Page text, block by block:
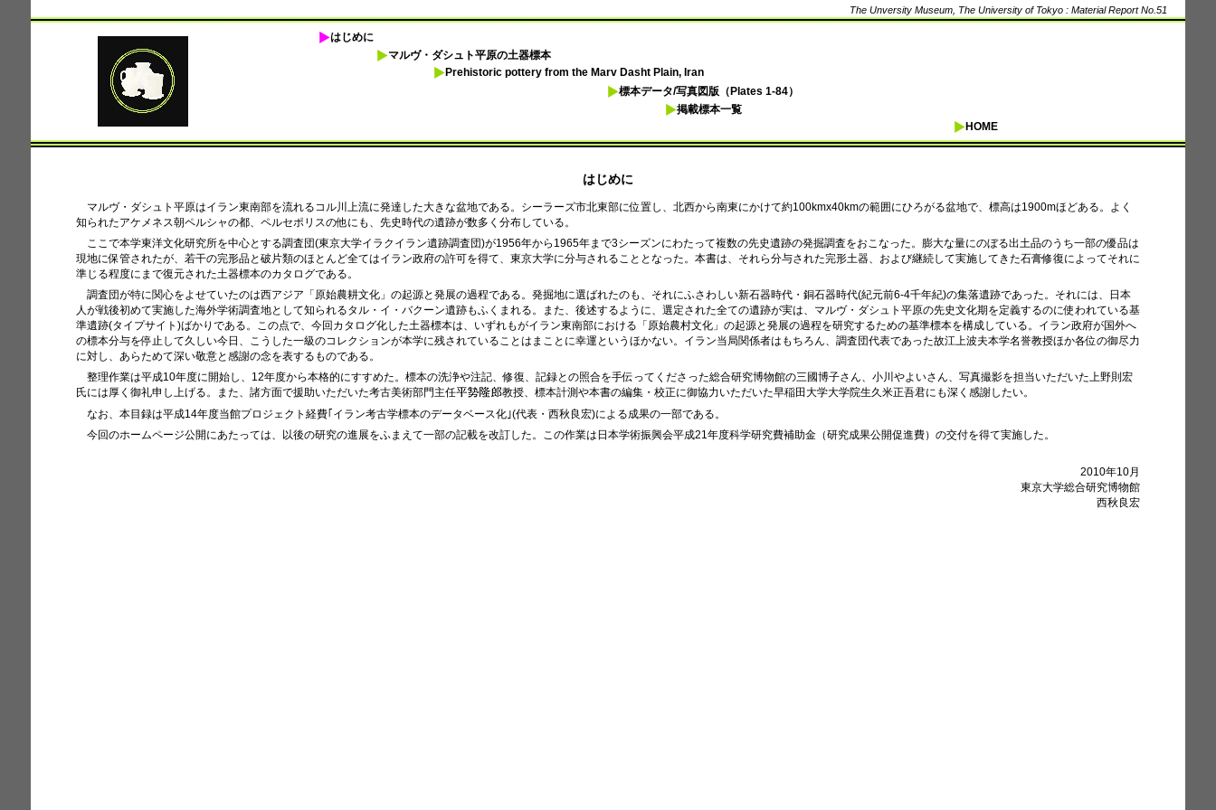
The Unversity Museum, The University of Tokyo : Material Report No.51
はじめに
マルヴ・ダシュト平原の土器標本
Prehistoric pottery from the Marv Dasht Plain, Iran
標本データ/写真図版（Plates 1-84）
掲載標本一覧
HOME
はじめに
マルヴ・ダシュト平原はイラン東南部を流れるコル川上流に発達した大きな盆地である。シーラーズ市北東部に位置し、北西から南東にかけて約100kmx40kmの範囲にひろがる盆地で、標高は1900mほどある。よく
知られたアケメネス朝ペルシャの都、ペルセポリスの他にも、先史時代の遺跡が数多く分布している。
ここで本学東洋文化研究所を中心とする調査団(東京大学イラクイラン遺跡調査団)が1956年から1965年まで3シーズンにわたって複数の先史遺跡の発掘調査をおこなった。膨大な量にのぼる出土品のうち一部の優品は
現地に保管されたが、若干の完形品と破片類のほとんど全てはイラン政府の許可を得て、東京大学に分与されることとなった。本書は、それら分与された完形土器、および継続して実施してきた石膏修復によってそれに
準じる程度にまで復元された土器標本のカタログである。
調査団が特に関心をよせていたのは西アジア「原始農耕文化」の起源と発展の過程である。発掘地に選ばれたのも、それにふさわしい新石器時代・銅石器時代(紀元前6-4千年紀)の集落遺跡であった。それには、日本
人が戦後初めて実施した海外学術調査地として知られるタル・イ・バクーン遺跡もふくまれる。また、後述するように、選定された全ての遺跡が実は、マルヴ・ダシュト平原の先史文化期を定義するのに使われている基
準遺跡(タイプサイト)ばかりである。この点で、今回カタログ化した土器標本は、いずれもがイラン東南部における「原始農村文化」の起源と発展の過程を研究するための基準標本を構成している。イラン政府が国外へ
の標本分与を停止して久しい今日、こうした一級のコレクションが本学に残されていることはまことに幸運というほかない。イラン当局関係者はもちろん、調査団代表であった故江上波夫本学名誉教授ほか各位の御尽力
に対し、あらためて深い敬意と感謝の念を表するものである。
整理作業は平成10年度に開始し、12年度から本格的にすすめた。標本の洗浄や注記、修復、記録との照合を手伝ってくださった総合研究博物館の三國博子さん、小川やよいさん、写真撮影を担当いただいた上野則宏
氏には厚く御礼申し上げる。また、諸方面で援助いただいた考古美術部門主任
教授、標本計測や本書の編集・校正に御協力いただいた早稲田大学大学院生久米正吾君にも深く感謝したい。
なお、本目録は平成14年度当館プロジェクト経費｢イラン考古学標本のデータベース化｣(代表・西秋良宏)による成果の一部である。
今回のホームページ公開にあたっては、以後の研究の進展をふまえて一部の記載を改訂した。この作業は日本学術振興会平成21年度科学研究費補助金（研究成果公開促進費）の交付を得て実施した。
2010年10月
東京大学総合研究博物館
西秋良宏